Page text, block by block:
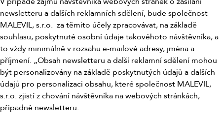
newsletteru a dalších reklamních sdělení, bude společnost
MALEVIL, s.r.o. za těmito účely zpracovávat, na základě
souhlasu, poskytnuté osobní údaje takovéhoto návštěvníka, a
to vždy minimálně v rozsahu e-mailové adresy, jména a
příjmení. „Obsah newsletteru a další reklamní sdělení mohou
být personalizovány na základě poskytnutých údajů a dalších
údajů pro personalizaci obsahu, které společnost MALEVIL,
s.r.o. zjistí z chování návštěvníka na webových stránkách,
případně newsletteru.